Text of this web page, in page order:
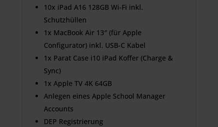
10x iPad A16 128GB Wi-Fi inkl.
Schutzhüllen
1x MacBook Air 13″ (für Apple
Configurator) inkl. USB-C Kabel
1x Parat Case i10 iPad Koffer (Charge &
Sync)
1x Apple TV 4K 64GB
Anlegen eines Apple School Manager
Accounts
DEP Registrierung